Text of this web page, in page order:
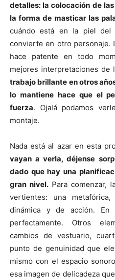
detalles: la colocación de
la forma de masticar las
cuándo está en la piel del
convierte en otro personaje.
hace patente en todo
mejores interpretaciones de
trabajo brillante en otros
lo mantiene hace que el
fuerza. Ojalá podamos
montaje.
Nada está al azar en esta
vayan a verla, déjense
dado que hay una
gran nivel. Para comenzar,
vertientes: una
dinámica y de acción. En
perfectamente. Otros
cambios de vestuario,
punto de genuinidad que
mismo con el espacio
esa imagen de delicadeza